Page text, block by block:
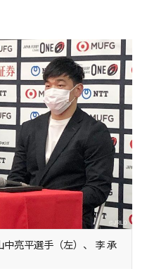
亮平選手（左）、 李 承